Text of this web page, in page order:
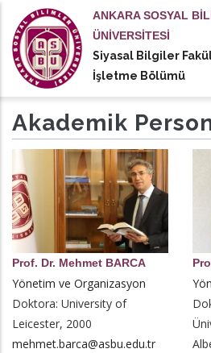
içeriğe
atla
ANKARA SOSYAL
ÜNİVERSİTESİ
Siyasal Bilgiler
İşletme Bölümü
actions
Akademik
Prof. Dr. Mehmet BARCA
Yönetim ve Organizasyon
Doktora: University of
Leicester, 2000
mehmet.barca@asbu.edu.tr